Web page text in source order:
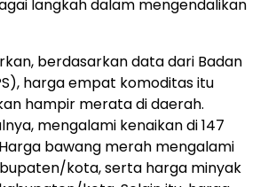
langkah dalam mengendalikan
berdasarkan data dari Badan
harga empat komoditas itu
hampir merata di daerah.
mengalami kenaikan di 147
bawang merah mengalami
kota, serta harga minyak